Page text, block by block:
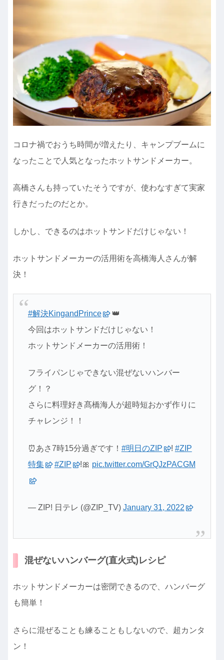
コロナ禍でおうち時間が増えたり、キャンプブームに
なったことで人気となったホットサンドメーカー。
高橋さんも持っていたそうですが、使わなすぎて実家
行きだったのだとか。
しかし、できるのはホットサンドだけじゃない！
ホットサンドメーカーの活用術を高橋海人さんが解
決！
#解決KingandPrince
👑
今回はホットサンドだけじゃない！
ホットサンドメーカーの活用術！
フライパンじゃできない混ぜないハンバー
グ！？
さらに料理好き髙橋海人が超時短おかず作りに
チャレンジ！！
⏰あさ7時15分過ぎです！ #明日のZIP ! #ZIP
特集
#ZIP !🎀 pic.twitter.com/GrQJzPACGM
— ZIP! 日テレ (@ZIP_TV) January 31, 2022
混ぜないハンバーグ(直火式)レシピ
ホットサンドメーカーは密閉できるので、ハンバーグ
も簡単！
さらに混ぜることも練ることもしないので、超カンタ
ン！